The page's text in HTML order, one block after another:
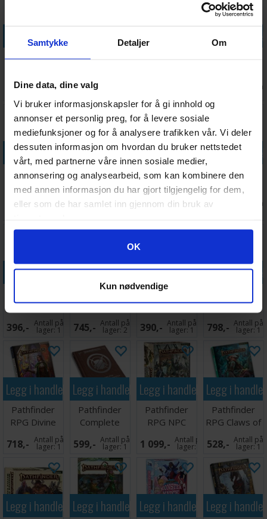
Samtykke Detaljer Om
Dine data, dine valg
Vi bruker informasjonskapsler for å gi innhold og
annonser et personlig preg, for å levere sosiale
mediefunksjoner og for å analysere trafikken vår. Vi deler
dessuten informasjon om hvordan du bruker nettstedet
vårt, med partnerne våre innen sosiale medier,
annonsering og analysearbeid, som kan kombinere den
med annen informasjon du har gjort tilgjengelig for dem,
eller som de har samlet inn gjennom din bruk av
Googles retningslinjer for personvern
OK
Kun nødvendige
Legg i handlekurven
Pathfinder
Mysteries SE
898,- Antall på
Legg i handlekurven
Pathfinder
Omens Tian
718,-
Legg i handlekurvenLegg i
Antall på
Legg i handlekurven
Pathfinder
RPG Guns &
Gears
673,- Antall på
lager:1
Legg i handlekurven
Pathfinder
RPG Monster
Pawn Box
1 212,- Antall på
lager:1
Legg i handlekurven
30%
Pathfinder
RPG Tian Xia
Character SE
520,-
364,- Antall på
Legg i
Pathfinder
RPG Rival
Academies
441,- Antall på
Legg i handlekurven
RPG Spore
War Vol 2
396,- Antall på
lager:1
Legg i handlekurven
Pathfinder
RPG Player
Core 2 Special
Ed.
745,- Antall på
lager:2
Legg i handlekurven
Pathfinder
RPG Shades
of Blood Vol 1
390,- Antall på
lager:1
Legg i
RPG Rival
Academies SE
798,- Antall på
lager:1
Legg i handlekurven
Pathfinder
RPG Divine
Mysteries
718,- Antall på
lager:1
Legg i handlekurven
Pathfinder
Complete
Fighter
Chronicle
599,- Antall på
lager:1
Legg i handlekurven
Pathfinder
RPG NPC
Core Pawn
Box
1 099,- Antall på
lager:
Legg i
Pathfinder
RPG Claws of
the Tyrant
528,- Antall på
lager:1
Legg i handlekurvenLegg i handlekurvenLegg i handlekurven
Legg i